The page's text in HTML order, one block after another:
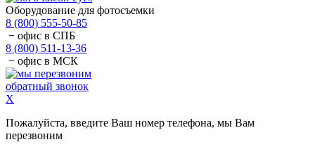
Оборудование для фотосъемки
8 (800) 555-50-85
− офис в СПБ
8 (800) 511-13-36
− офис в МСК
обратный звонок
X
Пожалуйста, введите Ваш номер телефона, мы Вам
перезвоним